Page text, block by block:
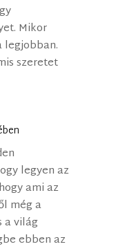
Mikor
szeretet
legyen az
ami az
még a
a világ
ebben az